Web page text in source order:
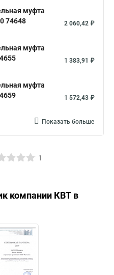
муфта
74648
2 060,42 ₽
муфта
1 383,91 ₽
муфта
1 572,43 ₽
Показать больше
1
компании КВТ в